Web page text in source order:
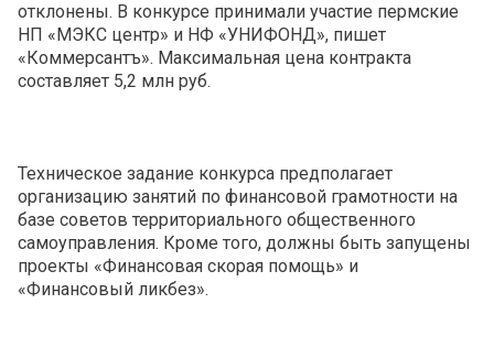
отклонены. В конкурсе принимали участие пермские
НП «МЭКС центр» и НФ «УНИФОНД», пишет
«Коммерсантъ». Максимальная цена контракта
составляет 5,2 млн руб.
Техническое задание конкурса предполагает
организацию занятий по финансовой грамотности на
базе советов территориального общественного
самоуправления. Кроме того, должны быть запущены
проекты «Финансовая скорая помощь» и
«Финансовый ликбез».